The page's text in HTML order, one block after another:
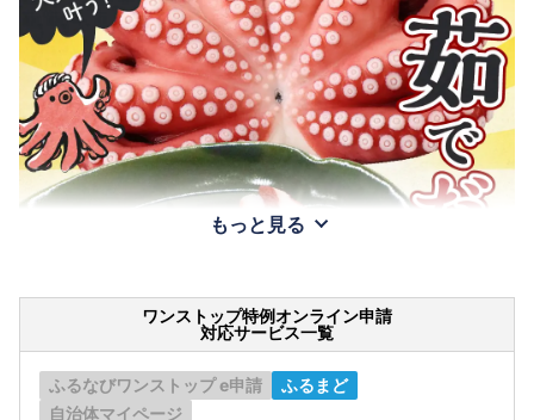
もっと見る
ワンストップ特例オンライン申請
対応サービス一覧
ふるなびワンストップ e申請
ふるまど
自治体マイページ